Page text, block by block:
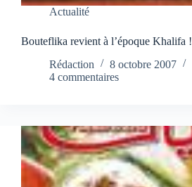
Actualité
Bouteflika revient à l’époque Khalifa !
Rédaction
8 octobre 2007
4 commentaires